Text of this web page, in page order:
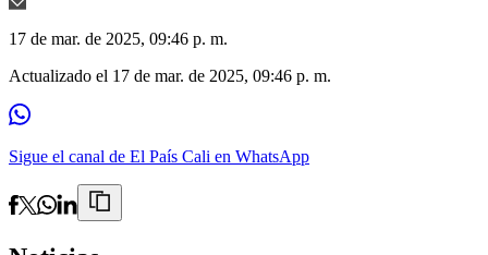
17 de mar. de 2025, 09:46 p. m.
Actualizado el 17 de mar. de 2025, 09:46 p. m.
Sigue el canal de El País Cali en WhatsApp